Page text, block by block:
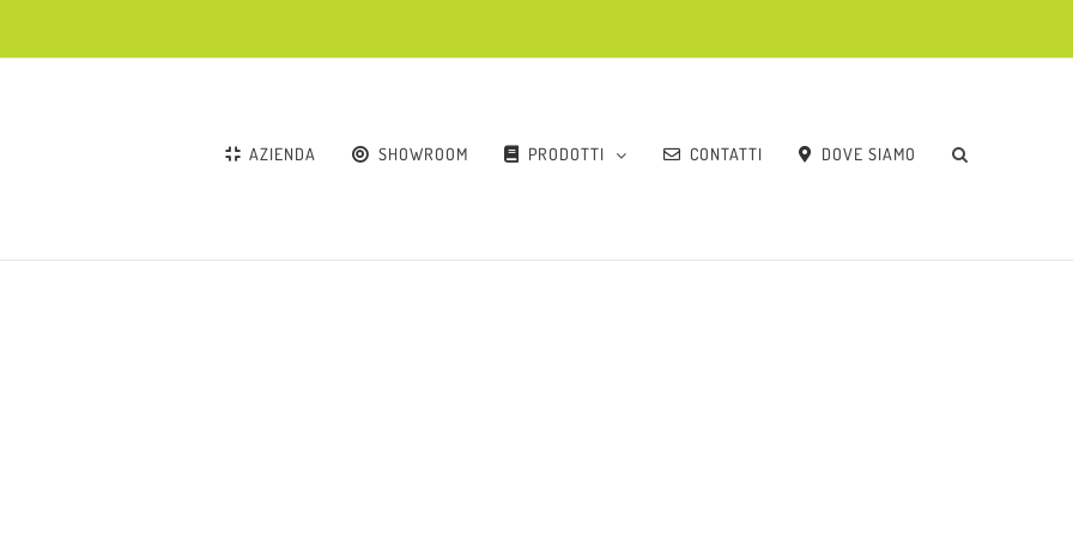
AZIENDA SHOWROOM PRODOTTI CONTATTI DOVE SIAMO